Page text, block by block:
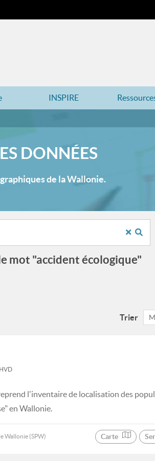
INSPIRE
DONNÉES
de la Wallonie.
mot "accident écologique"
Trier
HVD
l'inventaire de localisation des
en Wallonie.
Wallonie (SPW) Carte